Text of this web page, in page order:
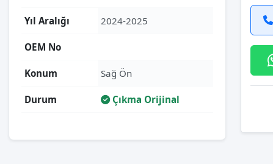
Yıl Aralığı 2024-2025
OEM No
Konum Sağ Ön
Durum Çıkma Orijinal